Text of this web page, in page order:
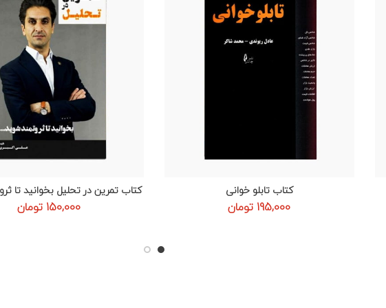
افزودن به سبد خرید
کتاب تابلو خوانی
195,000 تومان
افزودن به سبد خرید
کتاب تمرین در تحلیل بخوانید تا
150,000 تومان